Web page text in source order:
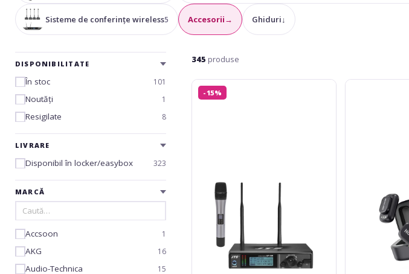
Sisteme de conferințe wireless5 Accesorii→ Ghiduri↓
DISPONIBILITATE
În stoc 101
Noutăți 1
Resigilate 8
LIVRARE
Disponibil în locker/easybox 323
MARCĂ
Accsoon 1
AKG 16
Audio-Technica 15
345 produse
JTS
UF--15%
Hollyland